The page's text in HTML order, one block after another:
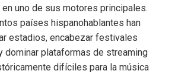
uno de sus motores principales.
países hispanohablantes han
estadios, encabezar festivales
dominar plataformas de streaming
difíciles para la música